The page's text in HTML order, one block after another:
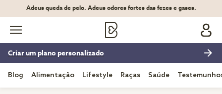
Adeus queda de pelo. Adeus odores fortes das fezes e gases.
Criar um plano personalizado
Blog Alimentação Lifestyle Raças Saúde